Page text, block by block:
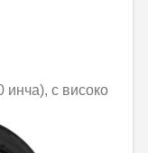
инча), с високо